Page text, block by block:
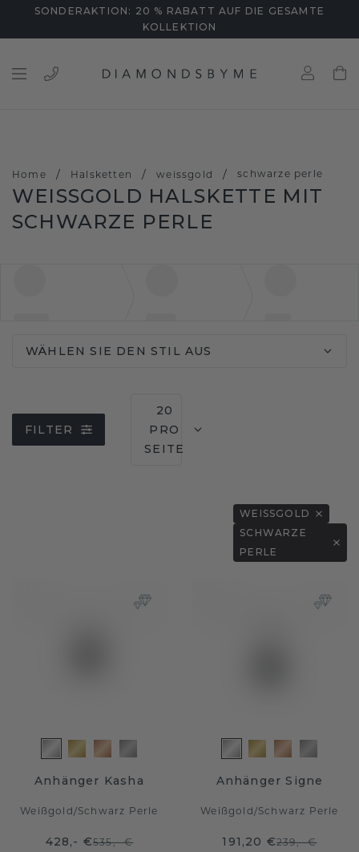
SONDERAKTION: 20 % RABATT AUF DIE GESAMTE
KOLLEKTION
Home / Halsketten / weissgold / schwarze perle
WEISSGOLD HALSKETTE MIT S
CHWARZE PERLE
WÄHLEN SIE DEN STIL AUS
FILTER
20
PRO
SEITE
WEISSGOLD
SCHWARZE
PERLE
Anhänger Kasha
Weißgold/Schwarz Perle
428,- €535,- €
Anhänger Signe
Weißgold/Schwarz Perle
191,20 €239,- €